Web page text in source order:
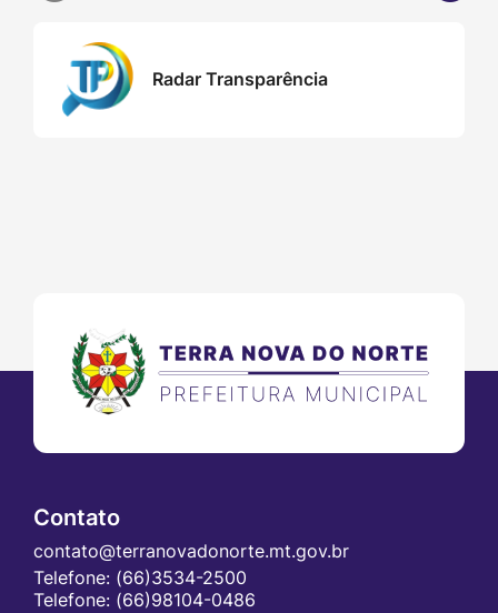
Links
Radar Transparência
Contato
contato@terranovadonorte.mt.gov.br
Telefone: (66)3534-2500
Telefone: (66)98104-0486